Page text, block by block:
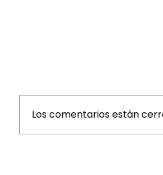
Los comentarios están